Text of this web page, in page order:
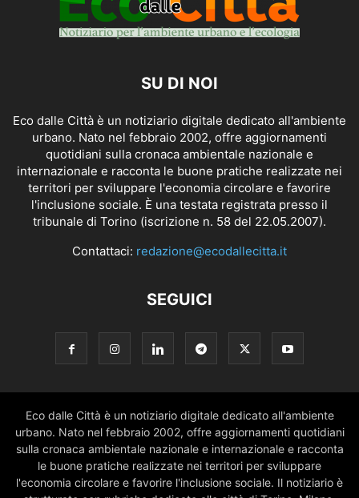
SU DI NOI
Eco dalle Città è un notiziario digitale dedicato all'ambiente
urbano. Nato nel febbraio 2002, offre aggiornamenti
quotidiani sulla cronaca ambientale nazionale e
internazionale e racconta le buone pratiche realizzate nei
territori per sviluppare l'economia circolare e favorire
l'inclusione sociale. È una testata registrata presso il
tribunale di Torino (iscrizione n. 58 del 22.05.2007).
Contattaci: redazione@ecodallecitta.it
SEGUICI
Eco dalle Città è un notiziario digitale dedicato all'ambiente
urbano. Nato nel febbraio 2002, offre aggiornamenti quotidiani
sulla cronaca ambientale nazionale e internazionale e racconta
le buone pratiche realizzate nei territori per sviluppare
l'economia circolare e favorire l'inclusione sociale. Il notiziario è